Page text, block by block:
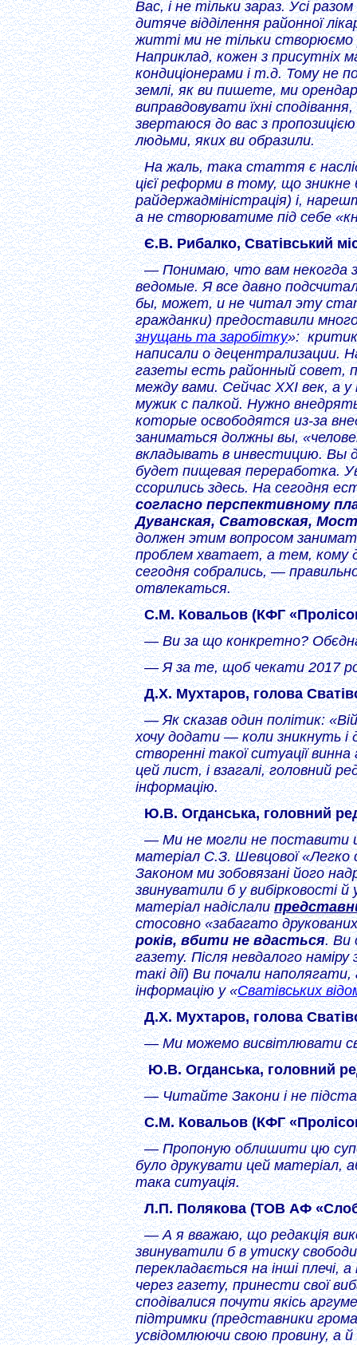
Вас, і не тільки зараз. Усі
дитяче відділення районної
житті ми не тільки створюємо
Наприклад, кожен з присутніх
кондиціонерами і т.д. Тому не
землі, як ви пишете, ми
виправдовувати їхні
звертаюся до вас з
людьми, яких ви образили.
На жаль, така стаття є
цієї реформи в тому, що зникне
райдержадміністрація) і,
а не створюватиме під себе
Є.В. Рибалко, Сватівський
— Понимаю, что вам некогда
ведомые. Я все давно
бы, может, и не читал эту
гражданки) предоставили
знущань та заробітку»:
написали о децентрализации.
газеты есть районный совет,
между вами. Сейчас ХХІ век, а
мужик с палкой. Нужно
которые освободятся из-за
заниматься должны вы,
вкладывать в инвестицию. Вы
будет пищевая переработка.
ссорились здесь. На сегодня
согласно перспективному
Дуванская, Сватовская,
должен этим вопросом
проблем хватает, а тем,
сегодня собрались, —
отвлекаться.
С.М. Ковальов (КФГ
— Ви за що конкретно?
— Я за те, щоб чекати 2017
Д.Х. Мухтаров, голова
— Як сказав один політик:
хочу додати — коли зникнуть і
створенні такої ситуації
цей лист, і взагалі, головний
інформацію.
Ю.В. Огданська, головний
— Ми не могли не поставити
матеріал С.З. Шевцової
Законом ми зобовязані його
звинуватили б у вибірковості
матеріал надіслали
стосовно «забагато
років, вбити не вдасться. Ви
газету. Після невдалого
такі дії) Ви почали
інформацію у «Сватівських
Д.Х. Мухтаров, голова
— Ми можемо висвітлювати
Ю.В. Огданська, головний
— Читайте Закони і не
С.М. Ковальов (КФГ
— Пропоную облишити цю
було друкувати цей матеріал,
така ситуація.
Л.П. Полякова (ТОВ АФ
— А я вважаю, що редакція
звинуватили б в утиску
перекладається на інші плечі,
через газету, принести свої
сподівалися почути якісь
підтримки (представники
усвідомлюючи свою провину, а